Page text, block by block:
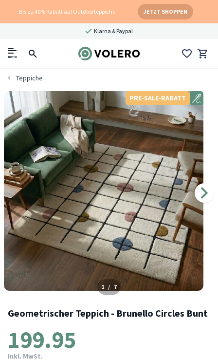
Bis zu 40% Rabatt auf Outdoorteppiche JETZT SHOPPEN
Klarna & Paypal
menu
Teppiche
PRE-SALE-RABATT
1 / 7
Geometrischer Teppich - Brunello Circles Bunt
199.95
Inkl. MwSt.